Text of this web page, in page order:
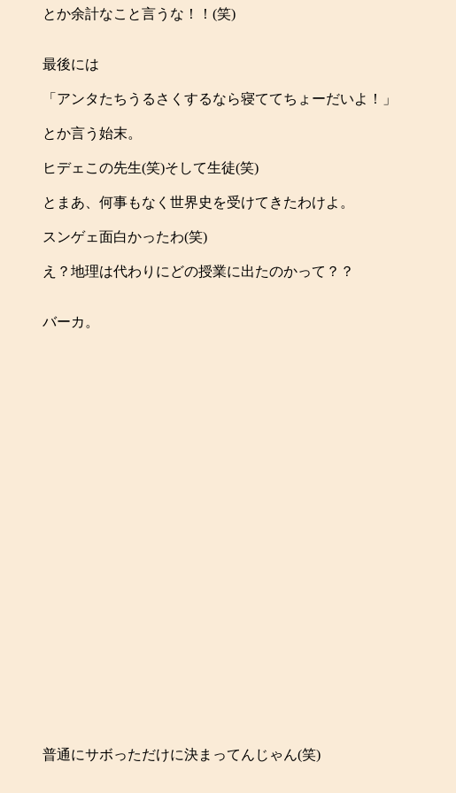
とか余計なこと言うな！！(笑)
最後には
「アンタたちうるさくするなら寝ててちょーだいよ！」
とか言う始末。
ヒデェこの先生(笑)そして生徒(笑)
とまあ、何事もなく世界史を受けてきたわけよ。
スンゲェ面白かったわ(笑)
え？地理は代わりにどの授業に出たのかって？？
バーカ。
普通にサボっただけに決まってんじゃん(笑)